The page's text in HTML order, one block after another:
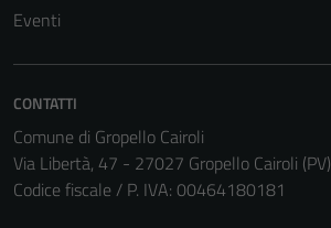
Eventi
CONTATTI
Comune di Gropello Cairoli
Via Libertà, 47 - 27027 Gropello Cairoli (PV)
Codice fiscale / P. IVA: 00464180181